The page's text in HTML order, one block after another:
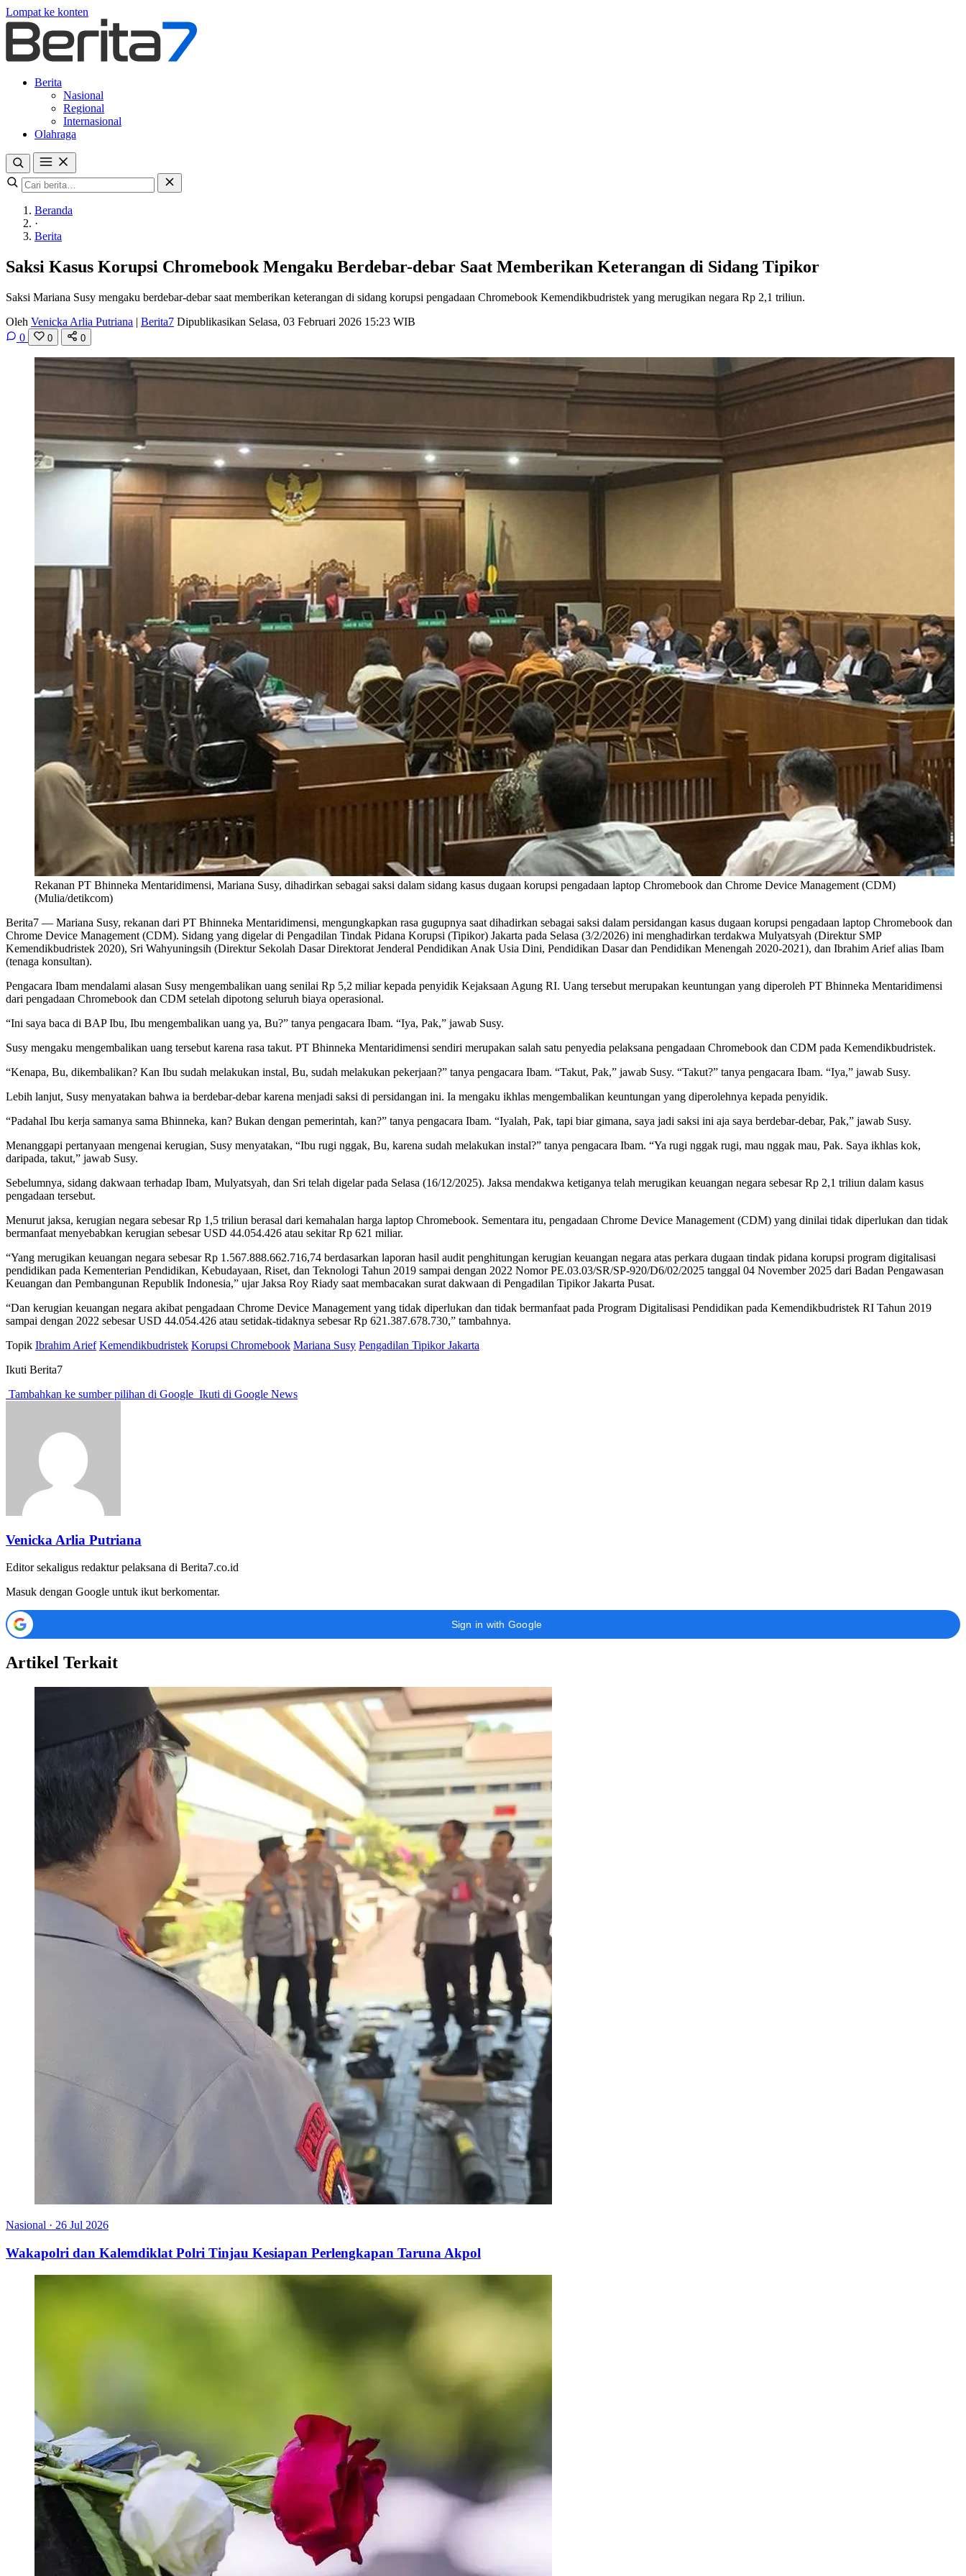
Lompat ke konten
Berita
Nasional
Regional
Internasional
Olahraga
Beranda
·
Berita
Saksi Kasus Korupsi Chromebook Mengaku Berdebar-debar Saat Memberikan Keterangan di Sidang Tipikor
Saksi Mariana Susy mengaku berdebar-debar saat memberikan keterangan di sidang korupsi pengadaan Chromebook Kemendikbudristek yang merugikan negara Rp 2,1 triliun.
Oleh Venicka Arlia Putriana | Berita7 Dipublikasikan Selasa, 03 Februari 2026 15:23 WIB
0
0 0
Rekanan PT Bhinneka Mentaridimensi, Mariana Susy, dihadirkan sebagai saksi dalam sidang kasus dugaan korupsi pengadaan laptop Chromebook dan Chrome Device Management (CDM)
(Mulia/detikcom)
Berita7 — Mariana Susy, rekanan dari PT Bhinneka Mentaridimensi, mengungkapkan rasa gugupnya saat dihadirkan sebagai saksi dalam persidangan kasus dugaan korupsi pengadaan laptop Chromebook dan
Chrome Device Management (CDM). Sidang yang digelar di Pengadilan Tindak Pidana Korupsi (Tipikor) Jakarta pada Selasa (3/2/2026) ini menghadirkan terdakwa Mulyatsyah (Direktur SMP
Kemendikbudristek 2020), Sri Wahyuningsih (Direktur Sekolah Dasar Direktorat Jenderal Pendidikan Anak Usia Dini, Pendidikan Dasar dan Pendidikan Menengah 2020-2021), dan Ibrahim Arief alias Ibam
(tenaga konsultan).
Pengacara Ibam mendalami alasan Susy mengembalikan uang senilai Rp 5,2 miliar kepada penyidik Kejaksaan Agung RI. Uang tersebut merupakan keuntungan yang diperoleh PT Bhinneka Mentaridimensi
dari pengadaan Chromebook dan CDM setelah dipotong seluruh biaya operasional.
“Ini saya baca di BAP Ibu, Ibu mengembalikan uang ya, Bu?” tanya pengacara Ibam. “Iya, Pak,” jawab Susy.
Susy mengaku mengembalikan uang tersebut karena rasa takut. PT Bhinneka Mentaridimensi sendiri merupakan salah satu penyedia pelaksana pengadaan Chromebook dan CDM pada Kemendikbudristek.
“Kenapa, Bu, dikembalikan? Kan Ibu sudah melakukan instal, Bu, sudah melakukan pekerjaan?” tanya pengacara Ibam. “Takut, Pak,” jawab Susy. “Takut?” tanya pengacara Ibam. “Iya,” jawab Susy.
Lebih lanjut, Susy menyatakan bahwa ia berdebar-debar karena menjadi saksi di persidangan ini. Ia mengaku ikhlas mengembalikan keuntungan yang diperolehnya kepada penyidik.
“Padahal Ibu kerja samanya sama Bhinneka, kan? Bukan dengan pemerintah, kan?” tanya pengacara Ibam. “Iyalah, Pak, tapi biar gimana, saya jadi saksi ini aja saya berdebar-debar, Pak,” jawab Susy.
Menanggapi pertanyaan mengenai kerugian, Susy menyatakan, “Ibu rugi nggak, Bu, karena sudah melakukan instal?” tanya pengacara Ibam. “Ya rugi nggak rugi, mau nggak mau, Pak. Saya ikhlas kok,
daripada, takut,” jawab Susy.
Sebelumnya, sidang dakwaan terhadap Ibam, Mulyatsyah, dan Sri telah digelar pada Selasa (16/12/2025). Jaksa mendakwa ketiganya telah merugikan keuangan negara sebesar Rp 2,1 triliun dalam kasus
pengadaan tersebut.
Menurut jaksa, kerugian negara sebesar Rp 1,5 triliun berasal dari kemahalan harga laptop Chromebook. Sementara itu, pengadaan Chrome Device Management (CDM) yang dinilai tidak diperlukan dan tidak
bermanfaat menyebabkan kerugian sebesar USD 44.054.426 atau sekitar Rp 621 miliar.
“Yang merugikan keuangan negara sebesar Rp 1.567.888.662.716,74 berdasarkan laporan hasil audit penghitungan kerugian keuangan negara atas perkara dugaan tindak pidana korupsi program digitalisasi
pendidikan pada Kementerian Pendidikan, Kebudayaan, Riset, dan Teknologi Tahun 2019 sampai dengan 2022 Nomor PE.03.03/SR/SP-920/D6/02/2025 tanggal 04 November 2025 dari Badan Pengawasan
Keuangan dan Pembangunan Republik Indonesia,” ujar Jaksa Roy Riady saat membacakan surat dakwaan di Pengadilan Tipikor Jakarta Pusat.
“Dan kerugian keuangan negara akibat pengadaan Chrome Device Management yang tidak diperlukan dan tidak bermanfaat pada Program Digitalisasi Pendidikan pada Kemendikbudristek RI Tahun 2019
sampai dengan 2022 sebesar USD 44.054.426 atau setidak-tidaknya sebesar Rp 621.387.678.730,” tambahnya.
Topik Ibrahim Arief Kemendikbudristek Korupsi Chromebook Mariana Susy Pengadilan Tipikor Jakarta
Ikuti Berita7
Tambahkan ke sumber pilihan di Google Ikuti di Google News
Venicka Arlia Putriana
Editor sekaligus redaktur pelaksana di Berita7.co.id
Masuk dengan Google untuk ikut berkomentar.
Sign in with Google
Artikel Terkait
Nasional · 26 Jul 2026
Wakapolri dan Kalemdiklat Polri Tinjau Kesiapan Perlengkapan Taruna Akpol